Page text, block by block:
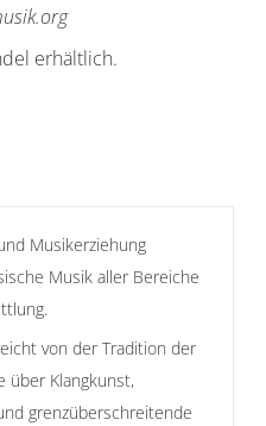
erhältlich.
Musikerziehung
Musik aller Bereiche
von der Tradition der
über Klangkunst,
grenzüberschreitende